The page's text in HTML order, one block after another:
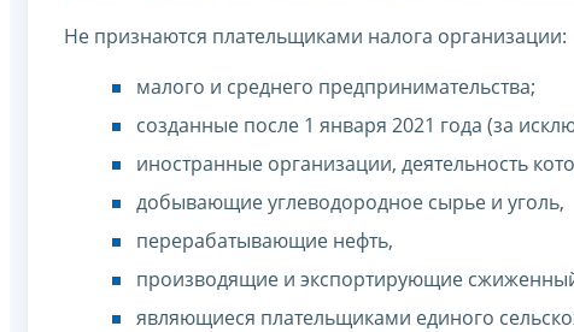
Не признаются плательщиками налога организации:
малого и среднего предпринимательства;
созданные после 1 января 2021 года (за
иностранные организации, деятельность
добывающие углеводородное сырье и уголь,
перерабатывающие нефть,
производящие и экспортирующие
являющиеся плательщиками единого